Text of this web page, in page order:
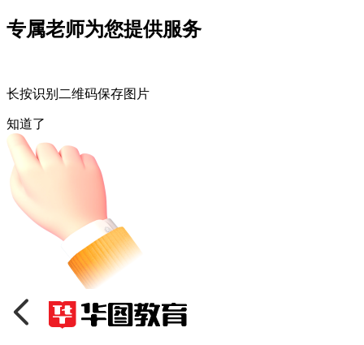
专属老师为您提供服务
长按识别二维码保存图片
知道了